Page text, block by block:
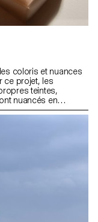
coloris et nuances
ce projet, les
teintes,
nuancés en
pour créer leur